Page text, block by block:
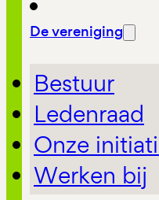
De vereniging
Bestuur
Ledenraad
Onze
Werken bij